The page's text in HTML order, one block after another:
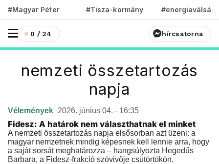
#Magyar Péter #Tisza-kormány #energiaválság
0 / 24 hírcsatorna
nemzeti összetartozás
napja
Vélemények 2026. június 04. - 16:35
Fidesz: A határok nem választhatnak el minket
A nemzeti összetartozás napja elsősorban azt üzeni: a
magyar nemzetnek mindig képesnek kell lennie arra, hogy
a saját sorsát meghatározza – hangsúlyozta Hegedűs
Barbara, a Fidesz-frakció szóvivője csütörtökön.